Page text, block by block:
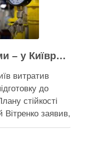
Жодних ілюзій щодо зими – у Київраді закидають, що КМДА виконала План стійкості на 20%
витратив
до
стійкості
заявив,
влада